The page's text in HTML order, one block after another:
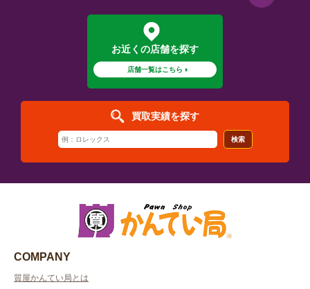
お近くの店舗を探す
店舗一覧はこちら
買取実績を探す
検索
COMPANY
質屋かんてい局とは